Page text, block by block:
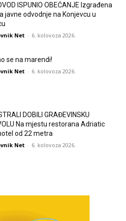
ISPUNIO OBEĆANJE Izgrađena
javne odvodnje na Konjevcu u
Net - 6. kolovoza 2026.
se na marendi!
Net - 6. kolovoza 2026.
DOBILI GRAĐEVINSKU
Na mjestu restorana Adriatic
od 22 metra
Net - 6. kolovoza 2026.